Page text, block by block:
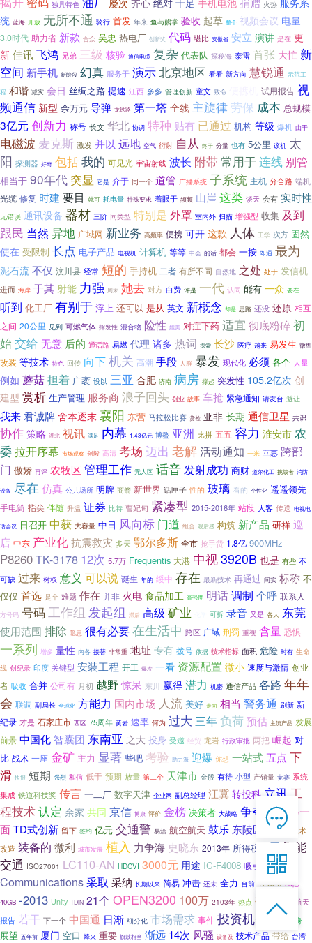
独具特色 齐心 绝对 十足 火热 服务系
统 蓝海 开放 无所不通 骑行 首发 年来 鱼与熊掌 验收 起草 整个 视频会议 电量
3.0时代 助力省 新款 合众 吴忠 热电厂 创新奖 代码 堪比 安徽省 安立 演讲 是在 更
新 佳讯飞鸿 兄弟 三级 核验 通信电缆 复杂 代表队 探秘海 泰雷 首张 大忙 新
空间 新手机 新阶段 幻真 服务于 演示北京地区 看看 新方向 慧锐通 示范工
程 和谐 减灾 会日 丝绸之路 提速 江西 多多 管理创新 童文 致命 试用报告 视
频通信 新型 余万元 导弹 龙铁路 第一塔 全线 主旋律 劳保 成本 总规模
3亿元 创新力 称号 长文 华北 协调 特种 贴有 已通过 机构 等级 爆机 由于
电磁波 麦克斯 激发 并以 远地 空气 衍射 自从 终于 分量 也有 5公里 该机 太
阳 探测器 好奇 包括我的 可见光 宇宙射线 波长 附带 常用于连线 别管
相当于 90年代 突显 它是 介于 同一个 道管 广播系统 子系统 主机 分合路 端机
光缆 修复 时建 要目 就可 耗电量 特殊要求 着眼于 频频 山崖 这类 谈天 会有 实时性
无错误 通讯设备 器材 三阶 同类型 特别是 外罩 室内外 扫描 增强型 收集 及到
跟民 当然 异地 广域网 新业务 高频率 便携 可开 这款 人体 工学 次方 固然
使在 受限制 长点 电子产品 电视机 计算机 等等 中会 的话 都会 一按 即通 最为
泥石流 不仅 汶川县 经常 短的 手持机 二者 有所不同 自然地 之处 处于 发信机
进而 海岸 于其 射能 力强 周末 她去 对方 白费 许是 一代 认同 能有 一众 要在
听到 化工厂 有别于 浮上 还可以 是从 英文 新概念 却是 思路 还没 还原 相互
之间 20公里 见到 可燃气体 挥发性 混合物 险性 媲美 对症下药 适宜 彻底粉碎初
始交给 无意 后的 通话路 易燃 代理 诸多 热词 探索 长沙 医疗 越来 易发生 微型
改装 等技术 特色 回传 向下机关 高潮 手段 人群 暴发 现代化 必须 各个 大量
例如 蘑菇担着 广袤 设以 三亚 合肥 济南 病房 撑起 突发性 105.2亿次 创
建型 赏析 生产管理 服务商浪子回头 创业 故事 车抢 紧急通知 请友台 避让
我来君诚牌舍本逐末 襄阳 东营 马拉松比赛 货检 亚非 长期 通信卫星 共识
协作 策略 湖北 视讯 满足 内幕 1.43亿元 博鳌 亚洲 比拼 五五 容力 淮安市 农
委拉开序幕 市场观察 创毅 高清 考场 迈出 老解活动通知 一米 互惠 跨部
门 傲娇 再评 农牧区 管理工作 无人区 话音发射成功 商财 道尔化工 挑战者 消防
设备 尽在 仿真 公共场所 明牌 商箭 新世界 话匣子 性的 玻璃 看的 个性化 遥遥领先
手电筒 指尖 伴随 升温 证券 比特 曹妃甸 紧凑型 2015-2016年 站段 大客 传送 电视电
话会议 日召开 中获 大容量 中日 风向标 门道 组合 观后感 构筑 新产品 研祥 巡
店 中东 产业化抗震救灾 多天 鄂尔多斯 全市 抢手货 1.8亿 900MHz
P8260TK-3178 12次 5.7万 Frequentis 大港 中视3920B 也是 有些 不
可缺 过来 树杈 意义 可以说 诞生 年的 绥中 存在 最新技术 再通过 间实 标称 不
仅仅 首选 是个 难题 作在 并非 火电 食品加工 高强度 明话调制 个呼 联系人
方号码 号码工作组 发起组 滞后 高级 矿业 可拆 录音 又是 各大 东莞
使用范围 排除 隐患 很有必要在生活中 跨区 广域 刑罚 重视 含量 恐惧
一系列 增多 量性 内各 接替 非常重 地址 专有 拨号 依据 技术指标 面积 危险 时有 生命
线 创纪录 印度 关键型 安装工程 开工 爆发 一看 资源配置 微小 速度与激情 创业
者 吸收 合并 公司有 月初 越野 惊呆 东川 赢得 潜力 机密 通信产品 各路 年年
会 联调 副局长 全球化 方能力 国内市场 人流 美好 走向 相当 警务通 刷新 新
纪录 才是 石家庄市 西区 75周年 黄岩 速率 何为 过大 三年负荷 预估 主流产品 发展
前景 中国化 智囊团 东南亚 之大 投身 受邀 经贸 龙岩 行政审批 两把 崛起 对
比 战术 一座 金矿 主力 显著 些吧 考验 助力海 迎爆 你想 一站式 五点 下
滑 快报 短期 强烈 和信 低于 预期 放量 第二个 天津市 金股 有待 小型 产销量 竞赛 系统
集成 铁道科技奖 传言 一二厂 数字天津 企业网 副总经理 汪冀 转投科 立讯 工
程技术认定 余家 共同 京信 博康 评价 金榜 决策者 大战略 争夺 会见
另一
面TD式创新 留下 签约 亿元 交通警 易洽 航空航天 鼓乐 东陵区 空天
技术
改造 装备的 微利 城市发展 植入 力争海 史晓东 2013年 所得税 5届 智能
交通 ISO27001 LC110-AN HDCVI 3000元 用途 IC-F4008 吸引 4000辆
Communications采取 采纳 长期以来 简易 冲击 还未 全力 台前 12329 25亿
40GB -2013 Unity TDiN 21个 OPEN3200 100万 2103年 热点 微电子
航天
报告 若干 下一个 中国通 日渐 细分化 市场需求 事件 投资机会 量身
展望 五年前 厦门 空口 烽火 重要 旗鼓相当 渐远 14次 风骚 设备及 技术产品 带给 台湾


在线客服
7*12 QQ在线，服务咨询

服务热线
恭候聆听，023-86382199手机直接点击
拨打

